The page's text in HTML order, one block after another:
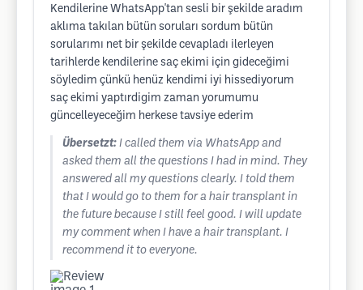
Kendilerine WhatsApp'tan sesli bir şekilde aradım
aklıma takılan bütün soruları sordum bütün
sorularımı net bir şekilde cevapladı ilerleyen
tarihlerde kendilerine saç ekimi için gideceğimi
söyledim çünkü henüz kendimi iyi hissediyorum
saç ekimi yaptırdigim zaman yorumumu
güncelleyeceğim herkese tavsiye ederim
Übersetzt: I called them via WhatsApp and
asked them all the questions I had in mind. They
answered all my questions clearly. I told them
that I would go to them for a hair transplant in
the future because I still feel good. I will update
my comment when I have a hair transplant. I
recommend it to everyone.